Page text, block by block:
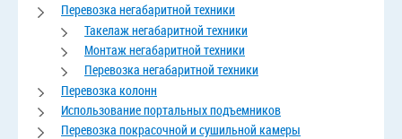
Перевозка негабаритной техники
Такелаж негабаритной техники
Монтаж негабаритной техники
Перевозка негабаритной техники
Перевозка колонн
Использование портальных подъемников
Перевозка покрасочной и сушильной камеры